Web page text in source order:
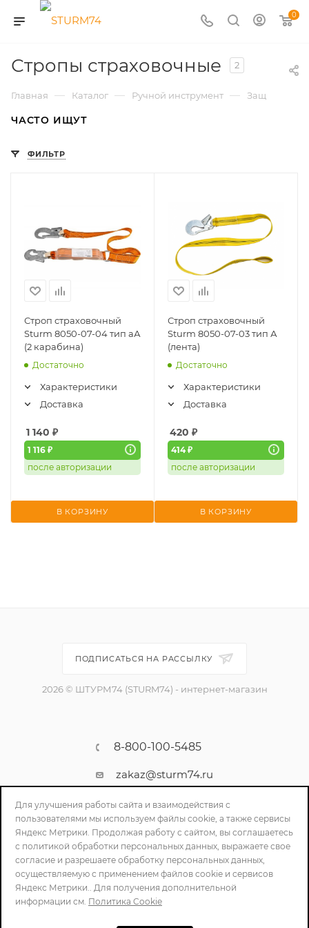
0
Стропы страховочные 2
Главная — Каталог — Ручной инструмент — Защита
ЧАСТО ИЩУТ
ФИЛЬТР
Строп страховочный
Sturm 8050-07-04 тип аА
(2 карабина)
Достаточно
Характеристики
Доставка
1 140 ₽
1 116 ₽
после авторизации
В КОРЗИНУ
Строп страховочный
Sturm 8050-07-03 тип А
(лента)
Достаточно
Характеристики
Доставка
420 ₽
414 ₽
после авторизации
В КОРЗИНУ
ПОДПИСАТЬСЯ НА РАССЫЛКУ
2026 © ШТУРМ74 (STURM74) - интернет-магазин
8-800-100-5485
zakaz@sturm74.ru
г. Челябинск, ул. Стартовая 34/1
Для улучшения работы сайта и взаимодействия с
пользователями мы используем файлы cookie, а также сервисы
Яндекс Метрики. Продолжая работу с сайтом, вы соглашаетесь
с политикой обработки персональных данных, выражаете свое
согласие и разрешаете обработку персональных данных,
осуществляемую с применением файлов cookie и сервисов
Яндекс Метрики.. Для получения дополнительной
информации см. Политика Cookie